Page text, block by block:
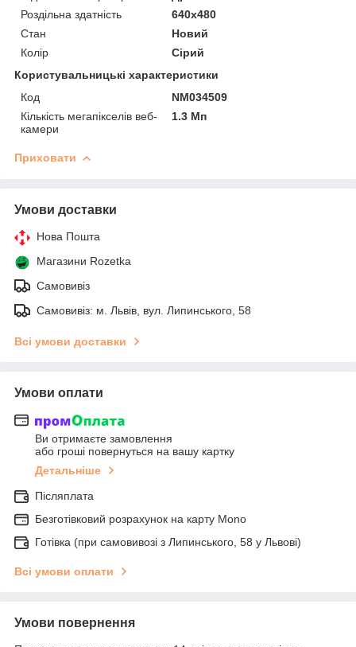
Роздільна здатність
640x480
Стан
Новий
Колір
Сірий
Користувальницькі характеристики
Код
NM034509
Кількість мегапікселів веб-
камери
1.3 Мп
Приховати
Умови доставки
Нова Пошта
Магазини Rozetka
Самовивіз
Самовивіз: м. Львів, вул. Липинського, 58
Всі умови доставки
Умови оплати
Ви отримаєте замовлення
або гроші повернуться на вашу картку
Детальніше
Післяплата
Безготівковий розрахунок на карту Mono
Готівка (при самовивозі з Липинського, 58 у Львові)
Всі умови оплати
Умови повернення